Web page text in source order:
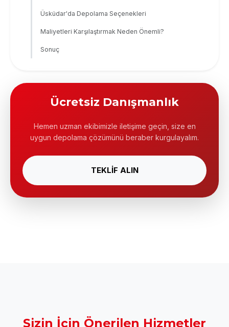
Üsküdar'da Depolama Seçenekleri
Maliyetleri Karşılaştırmak Neden Önemli?
Sonuç
Ücretsiz Danışmanlık
Hemen uzman ekibimizle iletişime geçin, size en
uygun depolama çözümünü beraber kurgulayalım.
TEKLİF ALIN
Sizin İçin Önerilen Hizmetler